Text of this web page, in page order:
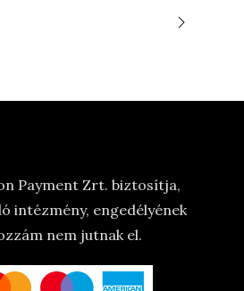
Payment Zrt. biztosítja,
intézmény, engedélyének
nem jutnak el.